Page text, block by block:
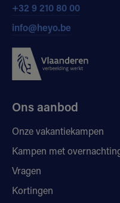
+32 9 210 80 00
info@heyo.be
Ons aanbod
Onze vakantiekampen
Kampen met
Vragen
Kortingen